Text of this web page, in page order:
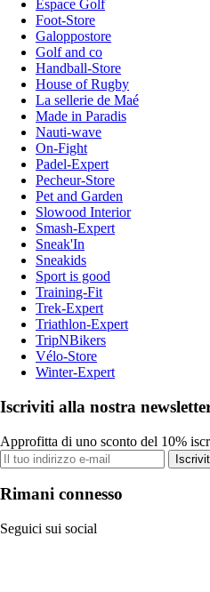
Espace Golf
Foot-Store
Galoppostore
Golf and co
Handball-Store
House of Rugby
La sellerie de Maé
Made in Paradis
Nauti-wave
On-Fight
Padel-Expert
Pecheur-Store
Pet and Garden
Slowood Interior
Smash-Expert
Sneak'In
Sneakids
Sport is good
Training-Fit
Trek-Expert
Triathlon-Expert
TripNBikers
Vélo-Store
Winter-Expert
Iscriviti alla nostra
Approfitta di uno sconto del 10%
Rimani connesso
Seguici sui social